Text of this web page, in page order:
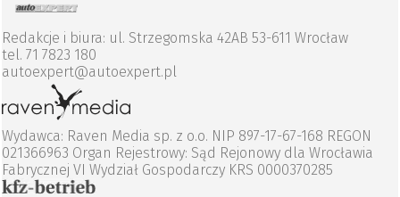
Redakcje i biura: ul. Strzegomska 42AB 53-611 Wrocław
tel. 71 7823 180
autoexpert@autoexpert.pl
Wydawca: Raven Media sp. z o.o. NIP 897-17-67-168 REGON
021366963 Organ Rejestrowy: Sąd Rejonowy dla Wrocławia
Fabrycznej VI Wydział Gospodarczy KRS 0000370285